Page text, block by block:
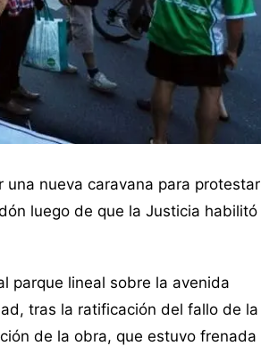
nueva caravana para protestar
luego de que la Justicia habilitó
parque lineal sobre la avenida
tras la ratificación del fallo de la
de la obra, que estuvo frenada